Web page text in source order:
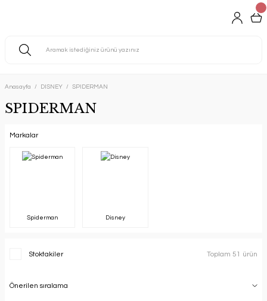
Anasayfa DISNEY SPIDERMAN
SPIDERMAN
Markalar
Spiderman Disney
Stoktakiler Toplam 51 ürün